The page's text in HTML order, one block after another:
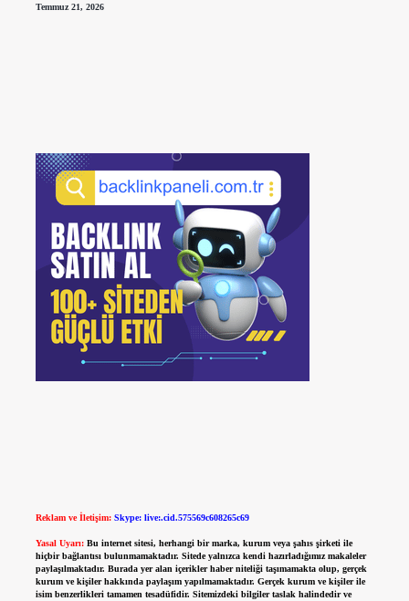
Temmuz 21, 2026
Reklam ve İletişim: Skype: live:.cid.575569c608265c69
Yasal Uyarı: Bu internet sitesi, herhangi bir marka, kurum veya şahıs şirketi ile
hiçbir bağlantısı bulunmamaktadır. Sitede yalnızca kendi hazırladığımız makaleler
paylaşılmaktadır. Burada yer alan içerikler haber niteliği taşımamakta olup, gerçek
kurum ve kişiler hakkında paylaşım yapılmamaktadır. Gerçek kurum ve kişiler ile
isim benzerlikleri tamamen tesadüfidir. Sitemizdeki bilgiler taslak halindedir ve